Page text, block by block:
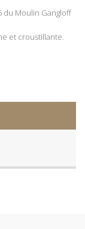
du Moulin Gangloff
et croustillante.